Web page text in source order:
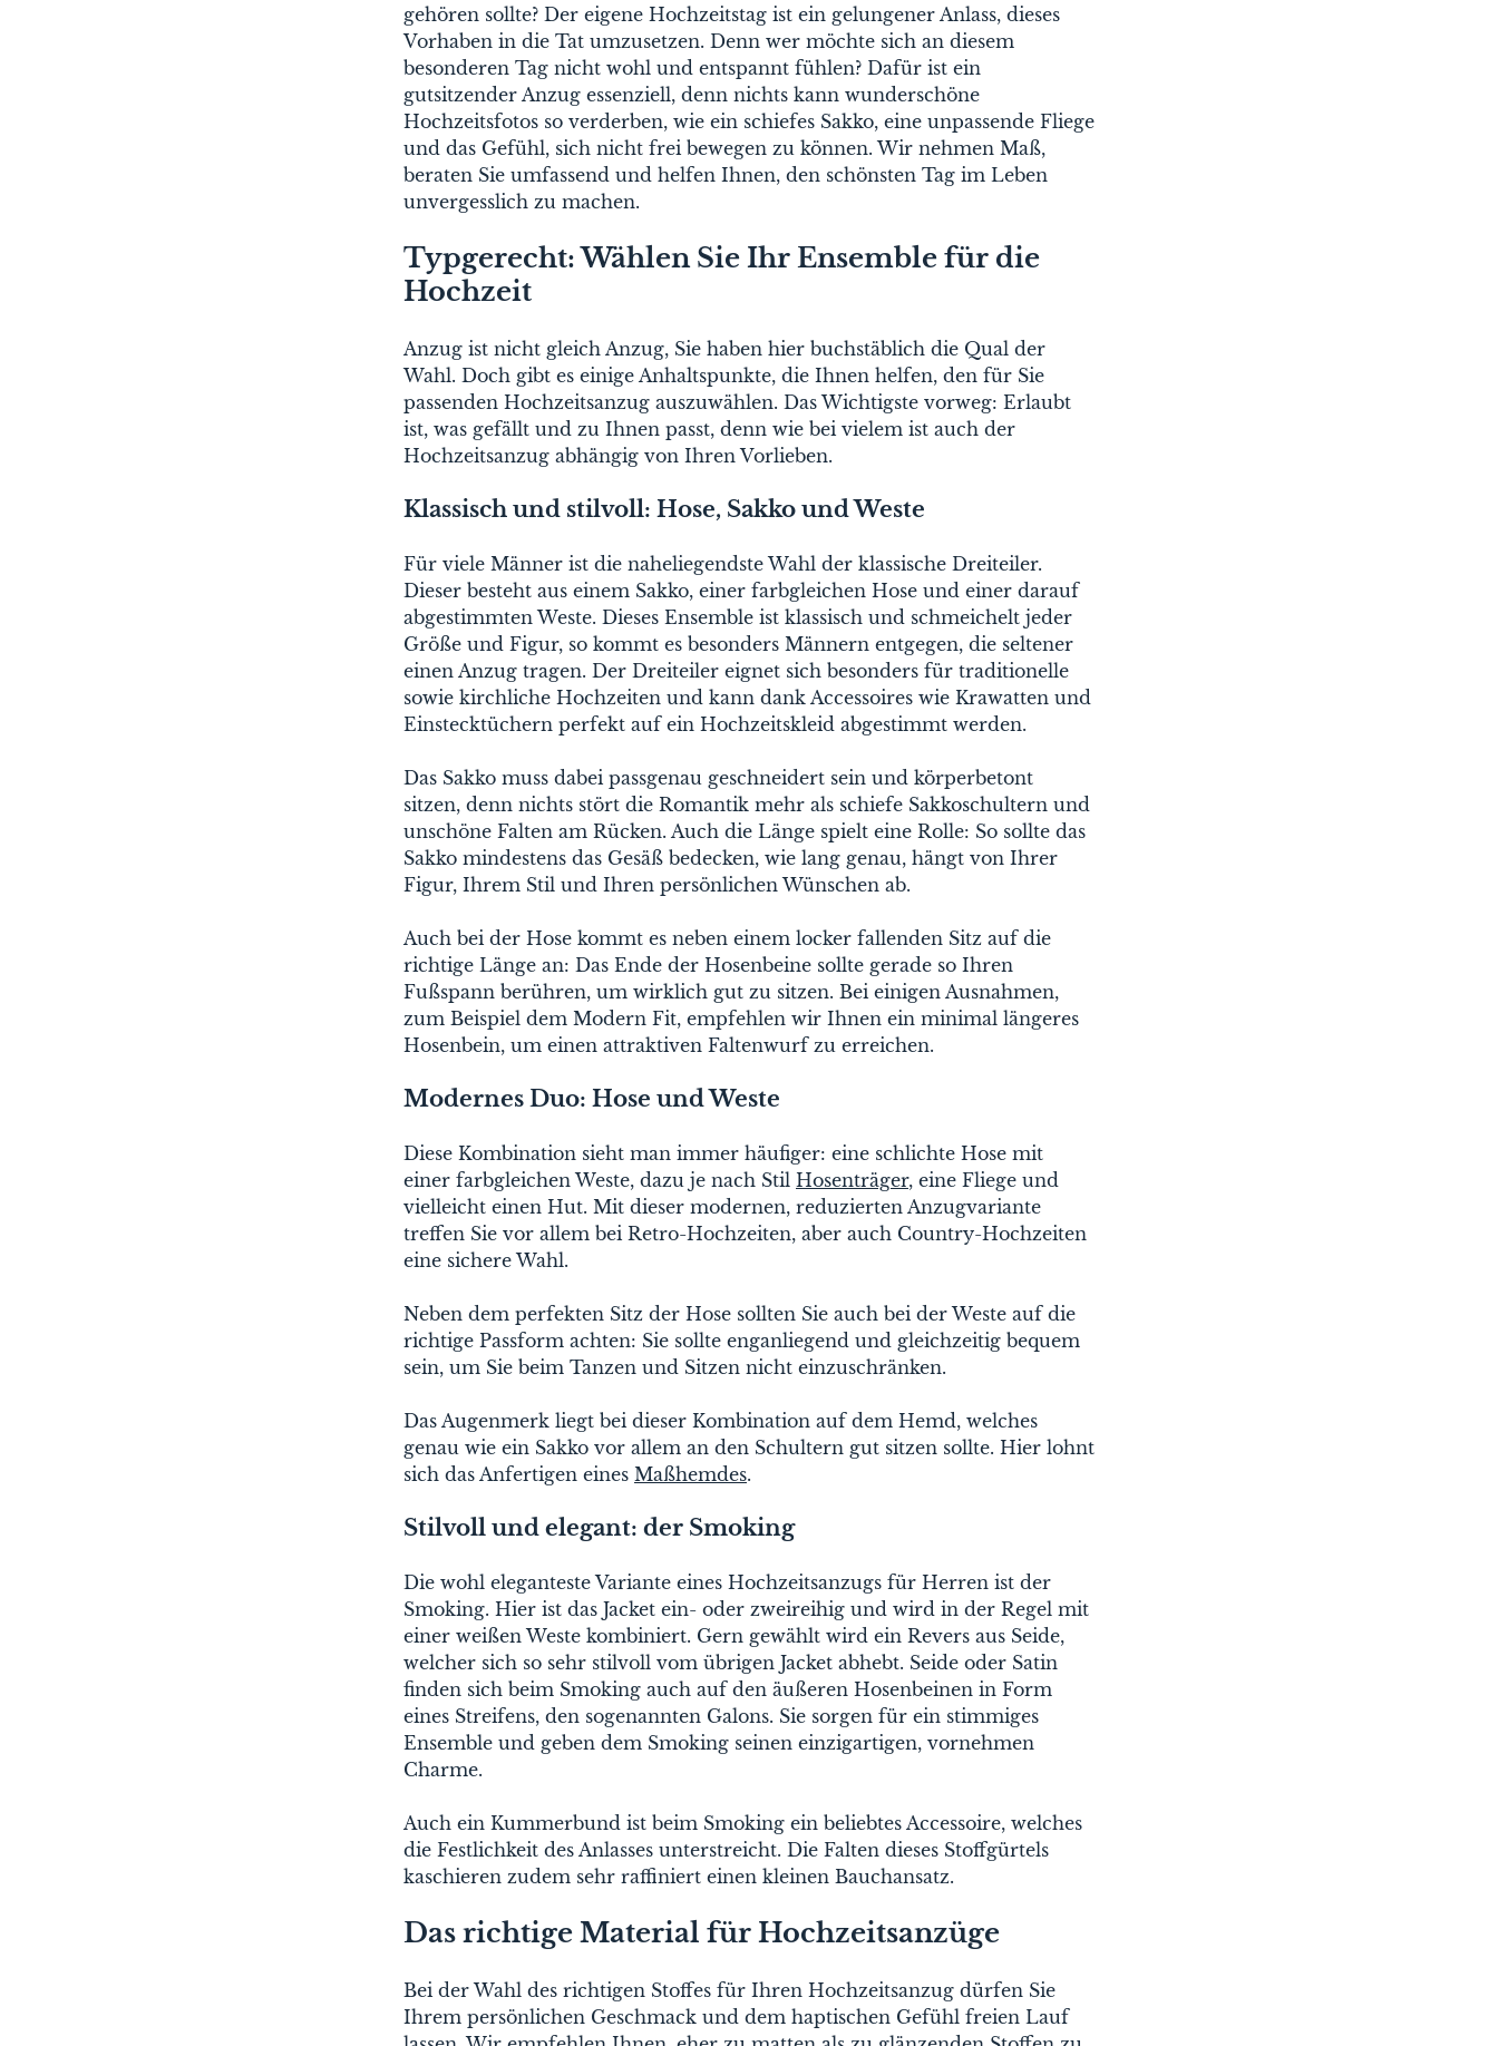
gehören sollte? Der eigene Hochzeitstag ist ein gelungener Anlass, dieses
Vorhaben in die Tat umzusetzen. Denn wer möchte sich an diesem
besonderen Tag nicht wohl und entspannt fühlen? Dafür ist ein
gutsitzender Anzug essenziell, denn nichts kann wunderschöne
Hochzeitsfotos so verderben, wie ein schiefes Sakko, eine unpassende Fliege
und das Gefühl, sich nicht frei bewegen zu können. Wir nehmen Maß,
beraten Sie umfassend und helfen Ihnen, den schönsten Tag im Leben
unvergesslich zu machen.
Typgerecht: Wählen Sie Ihr Ensemble für die
Hochzeit
Anzug ist nicht gleich Anzug, Sie haben hier buchstäblich die Qual der
Wahl. Doch gibt es einige Anhaltspunkte, die Ihnen helfen, den für Sie
passenden Hochzeitsanzug auszuwählen. Das Wichtigste vorweg: Erlaubt
ist, was gefällt und zu Ihnen passt, denn wie bei vielem ist auch der
Hochzeitsanzug abhängig von Ihren Vorlieben.
Klassisch und stilvoll: Hose, Sakko und Weste
Für viele Männer ist die naheliegendste Wahl der klassische Dreiteiler.
Dieser besteht aus einem Sakko, einer farbgleichen Hose und einer darauf
abgestimmten Weste. Dieses Ensemble ist klassisch und schmeichelt jeder
Größe und Figur, so kommt es besonders Männern entgegen, die seltener
einen Anzug tragen. Der Dreiteiler eignet sich besonders für traditionelle
sowie kirchliche Hochzeiten und kann dank Accessoires wie Krawatten und
Einstecktüchern perfekt auf ein Hochzeitskleid abgestimmt werden.
Das Sakko muss dabei passgenau geschneidert sein und körperbetont
sitzen, denn nichts stört die Romantik mehr als schiefe Sakkoschultern und
unschöne Falten am Rücken. Auch die Länge spielt eine Rolle: So sollte das
Sakko mindestens das Gesäß bedecken, wie lang genau, hängt von Ihrer
Figur, Ihrem Stil und Ihren persönlichen Wünschen ab.
Auch bei der Hose kommt es neben einem locker fallenden Sitz auf die
richtige Länge an: Das Ende der Hosenbeine sollte gerade so Ihren
Fußspann berühren, um wirklich gut zu sitzen. Bei einigen Ausnahmen,
zum Beispiel dem Modern Fit, empfehlen wir Ihnen ein minimal längeres
Hosenbein, um einen attraktiven Faltenwurf zu erreichen.
Modernes Duo: Hose und Weste
Diese Kombination sieht man immer häufiger: eine schlichte Hose mit
einer farbgleichen Weste, dazu je nach Stil Hosenträger, eine Fliege und
vielleicht einen Hut. Mit dieser modernen, reduzierten Anzugvariante
treffen Sie vor allem bei Retro-Hochzeiten, aber auch Country-Hochzeiten
eine sichere Wahl.
Neben dem perfekten Sitz der Hose sollten Sie auch bei der Weste auf die
richtige Passform achten: Sie sollte enganliegend und gleichzeitig bequem
sein, um Sie beim Tanzen und Sitzen nicht einzuschränken.
Das Augenmerk liegt bei dieser Kombination auf dem Hemd, welches
genau wie ein Sakko vor allem an den Schultern gut sitzen sollte. Hier lohnt
sich das Anfertigen eines Maßhemdes.
Stilvoll und elegant: der Smoking
Die wohl eleganteste Variante eines Hochzeitsanzugs für Herren ist der
Smoking. Hier ist das Jacket ein- oder zweireihig und wird in der Regel mit
einer weißen Weste kombiniert. Gern gewählt wird ein Revers aus Seide,
welcher sich so sehr stilvoll vom übrigen Jacket abhebt. Seide oder Satin
finden sich beim Smoking auch auf den äußeren Hosenbeinen in Form
eines Streifens, den sogenannten Galons. Sie sorgen für ein stimmiges
Ensemble und geben dem Smoking seinen einzigartigen, vornehmen
Charme.
Auch ein Kummerbund ist beim Smoking ein beliebtes Accessoire, welches
die Festlichkeit des Anlasses unterstreicht. Die Falten dieses Stoffgürtels
kaschieren zudem sehr raffiniert einen kleinen Bauchansatz.
Das richtige Material für Hochzeitsanzüge
Bei der Wahl des richtigen Stoffes für Ihren Hochzeitsanzug dürfen Sie
Ihrem persönlichen Geschmack und dem haptischen Gefühl freien Lauf